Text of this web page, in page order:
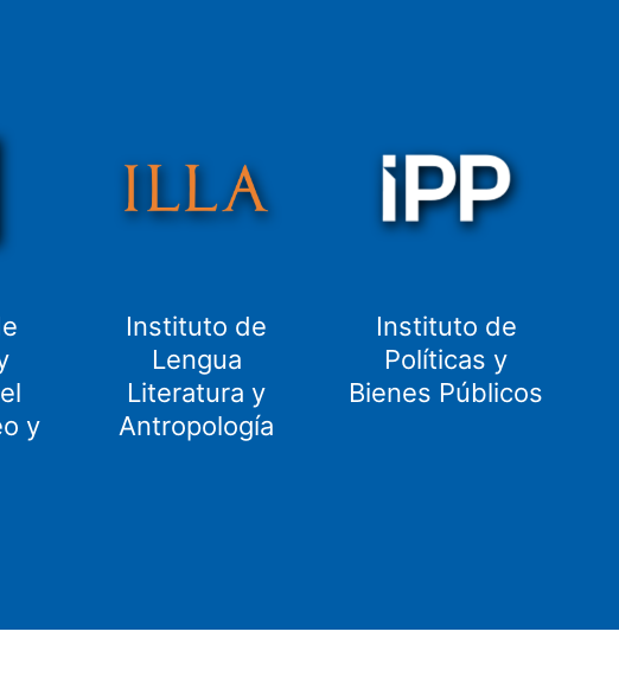
y
Instituto de
Lengua
Literatura y
Antropología
Instituto de
Políticas y
Bienes Públicos